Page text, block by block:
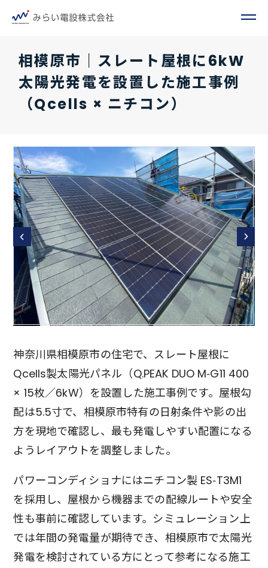
相模原市｜スレート屋根に6kW
太陽光発電を設置した施工事例
（Qcells × ニチコン）
Prev
Next
神奈川県相模原市の住宅で、スレート屋根に
Qcells製太陽光パネル（Q.PEAK DUO M‑G11 400
× 15枚／6kW）を設置した施工事例です。屋根勾
配は5.5寸で、相模原市特有の日射条件や影の出
方を現地で確認し、最も発電しやすい配置になる
ようレイアウトを調整しました。
パワーコンディショナにはニチコン製 ES‑T3M1
を採用し、屋根から機器までの配線ルートや安全
性も事前に確認しています。シミュレーション上
では年間の発電量が期待でき、相模原市で太陽光
発電を検討されている方にとって参考になる施工